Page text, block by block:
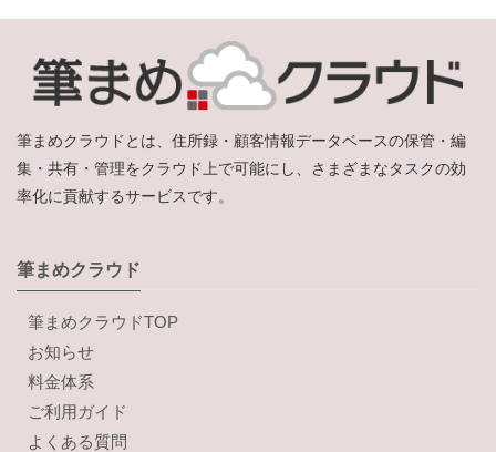
筆まめクラウドとは、住所録・顧客情報データベースの保管・編
集・共有・管理をクラウド上で可能にし、さまざまなタスクの効
率化に貢献するサービスです。
筆まめクラウド
筆まめクラウドTOP
お知らせ
料金体系
ご利用ガイド
よくある質問